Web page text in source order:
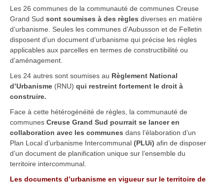
Les 26 communes de la communauté de communes Creuse
Grand Sud sont soumises à des règles diverses en matière
d’urbanisme. Seules les communes d’Aubusson et de Felletin
disposent d’un document d’urbanisme qui précise les règles
applicables aux parcelles en termes de constructibilité ou
d’aménagement.
Les 24 autres sont soumises au Règlement National
d’Urbanisme (RNU) qui restreint fortement le droit à
construire.
Face à cette hétérogénéité de règles, la communauté de
communes Creuse Grand Sud pourrait se lancer en
collaboration avec les communes dans l’élaboration d’un
Plan Local d’urbanisme Intercommunal (PLUi) afin de disposer
d’un document de planification unique sur l’ensemble du
territoire intercommunal.
Les documents d’urbanisme en vigueur sur le territoire de